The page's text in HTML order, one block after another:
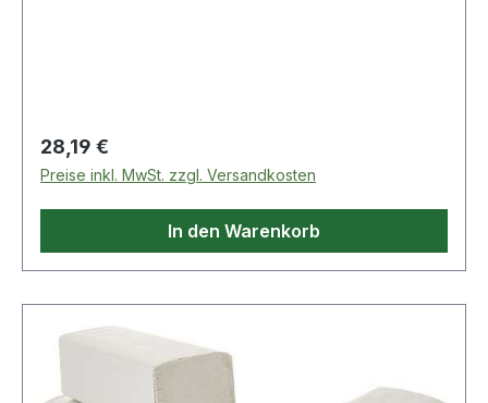
Regulärer Preis:
28,19 €
Preise inkl. MwSt. zzgl. Versandkosten
In den Warenkorb